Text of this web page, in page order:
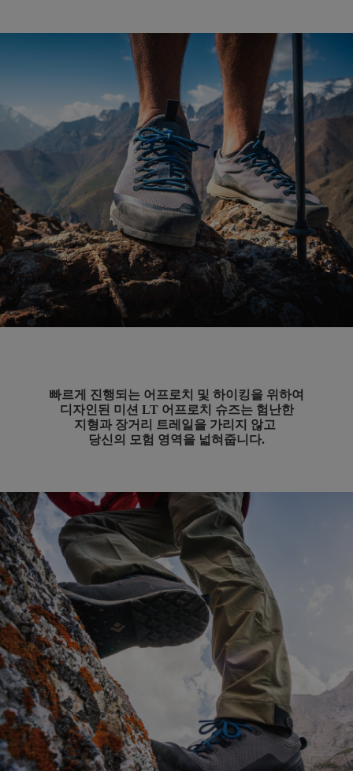
빠르게 진행되는 어프로치 및 하이킹을 위하여
디자인된 미션 LT 어프로치 슈즈는 험난한
지형과 장거리 트레일을 가리지 않고
당신의
모험 영역을 넓혀줍니다.